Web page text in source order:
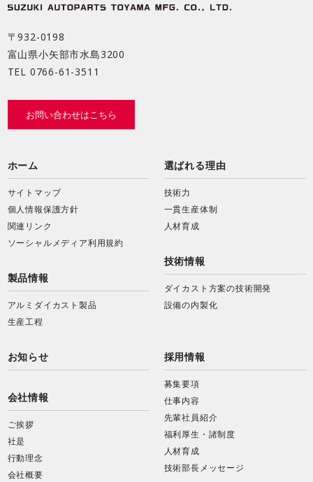
〒932-0198
富山県小矢部市水島3200
TEL 0766-61-3511
お問い合わせはこちら
ホーム
サイトマップ
個人情報保護方針
関連リンク
ソーシャルメディア利用規約
製品情報
アルミダイカスト製品
生産工程
選ばれる理由
技術力
一貫生産体制
人材育成
技術情報
ダイカスト方案の技術開発
設備の内製化
お知らせ
会社情報
ご挨拶
社是
行動理念
会社概要
採用情報
募集要項
仕事内容
先輩社員紹介
福利厚生・諸制度
人材育成
技術部長メッセージ